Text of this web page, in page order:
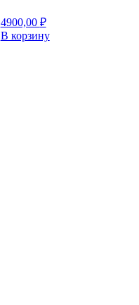
4900,00 ₽
В корзину